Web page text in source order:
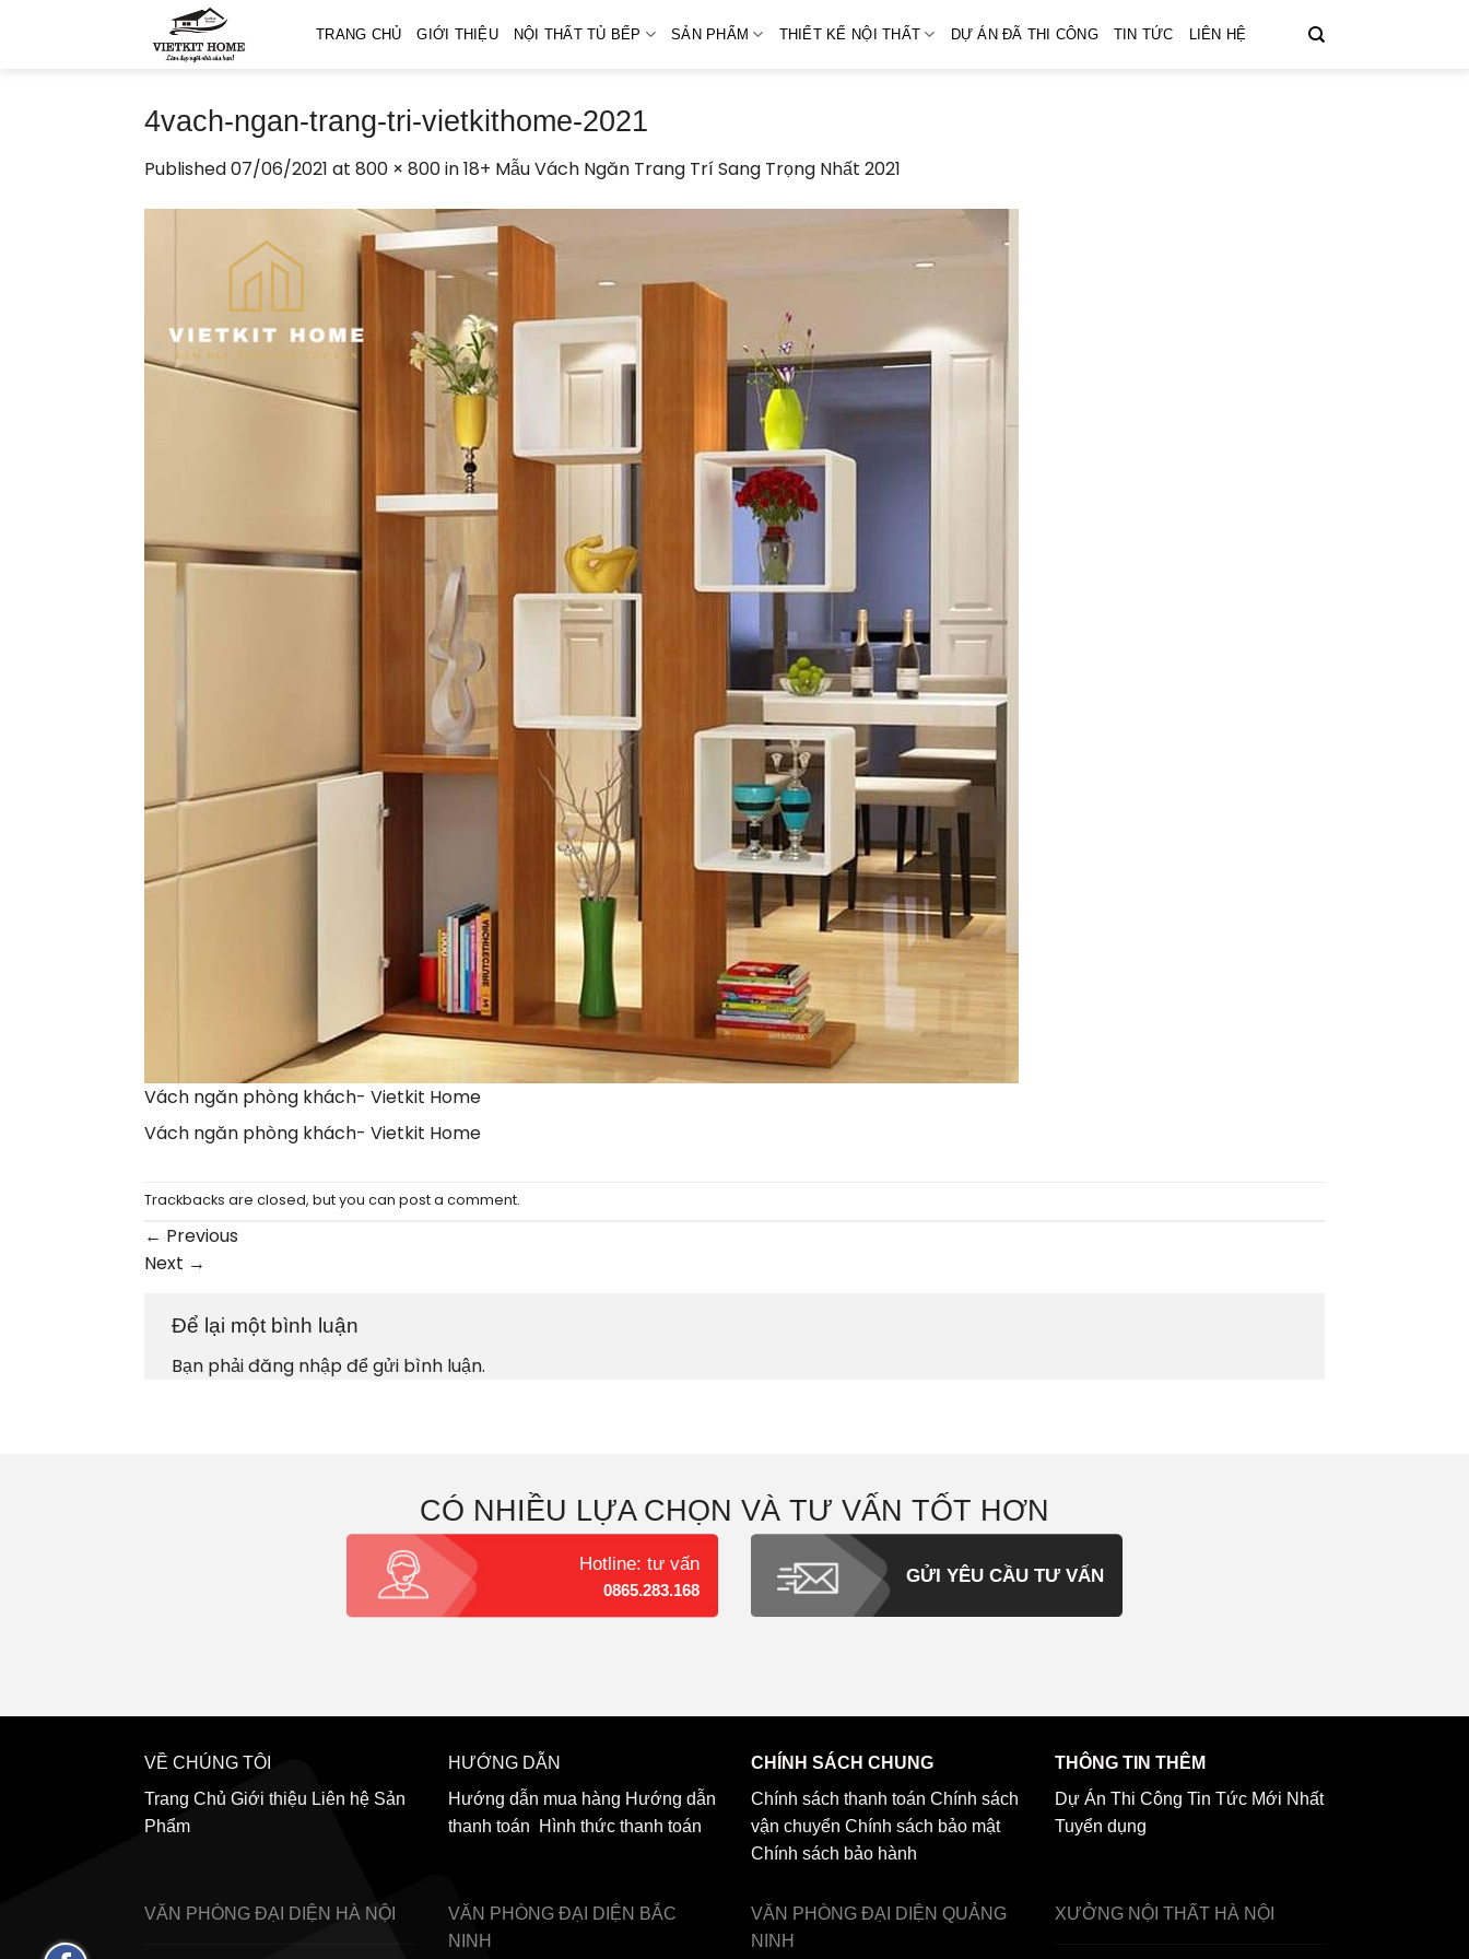
TRANG CHỦ GIỚI THIỆU NỘI THẤT TỦ BẾP SẢN PHẨM THIẾT KẾ NỘI THẤT DỰ ÁN ĐÃ THI CÔNG TIN TỨC LIÊN HỆ
4vach-ngan-trang-tri-vietkithome-2021
Published07/06/2021 at 800 × 800in18+ Mẫu Vách Ngăn Trang Trí Sang Trọng Nhất 2021
Vách ngăn phòng khách- Vietkit Home
Vách ngăn phòng khách- Vietkit Home
Trackbacks are closed, but you can post a comment.
← Previous
Next →
Để lại một bình luận
Bạn phảiđăng nhậpđể gửi bình luận.
CÓ NHIỀU LỰA CHỌN VÀ TƯ VẤN TỐT HƠN
Hotline: tư vấn
0865.283.168
GỬI YÊU CẦU TƯ VẤN
VỀ CHÚNG TÔI
Trang Chủ Giới thiệu Liên hệ Sản
Phẩm
HƯỚNG DẪN
Hướng dẫn mua hàng Hướng dẫn
thanh toán
Hình thức thanh toán
CHÍNH SÁCH CHUNG
Chính sách thanh toán Chính sách
vận chuyển Chính sách bảo mật
Chính sách bảo hành
THÔNG TIN THÊM
Dự Án Thi Công Tin Tức Mới Nhất
Tuyển dụng
VĂN PHÒNG ĐẠI DIỆN HÀ NỘI VĂN PHÒNG ĐẠI DIỆN BẮC
NINH
VĂN PHÒNG ĐẠI DIỆN QUẢNG
NINH
XƯỞNG NỘI THẤT HÀ NỘI